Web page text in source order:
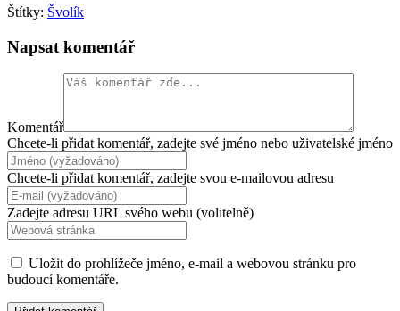
Štítky: Švolík
Napsat komentář
Komentář
Chcete-li přidat komentář, zadejte své jméno nebo uživatelské jméno
Chcete-li přidat komentář, zadejte svou e-mailovou adresu
Zadejte adresu URL svého webu (volitelně)
Uložit do prohlížeče jméno, e-mail a webovou stránku pro
budoucí komentáře.